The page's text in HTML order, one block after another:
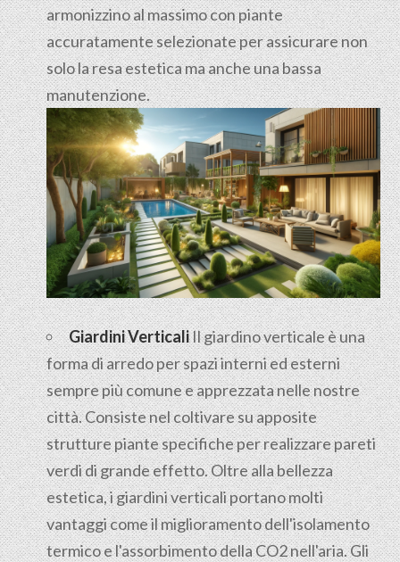
armonizzino al massimo con piante
accuratamente selezionate per assicurare non
solo la resa estetica ma anche una bassa
manutenzione.
Giardini VerticaliIl giardino verticale è una
forma di arredo per spazi interni ed esterni
sempre più comune e apprezzata nelle nostre
città. Consiste nel coltivare su apposite
strutture piante specifiche per realizzare pareti
verdi di grande effetto. Oltre alla bellezza
estetica, i giardini verticali portano molti
vantaggi come il miglioramento dell'isolamento
termico e l'assorbimento della CO2 nell'aria. Gli